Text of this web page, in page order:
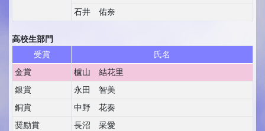
石井 佑奈
高校生部門
受賞
氏名
金賞
櫨山 結花里
銀賞
永田 智美
銅賞
中野 花奏
奨励賞
長沼 采愛